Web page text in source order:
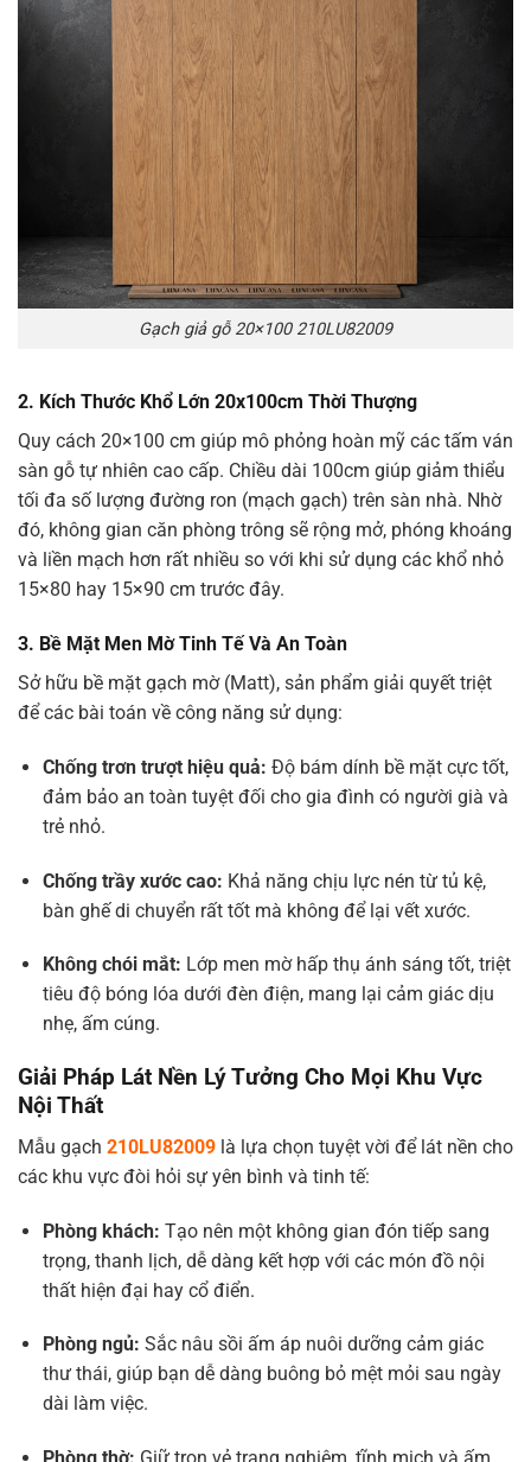
Gạch giả gỗ 20×100 210LU82009
2. Kích Thước Khổ Lớn 20x100cm Thời Thượng
Quy cách 20×100 cm giúp mô phỏng hoàn mỹ các tấm ván
sàn gỗ tự nhiên cao cấp. Chiều dài 100cm giúp giảm thiểu
tối đa số lượng đường ron (mạch gạch) trên sàn nhà. Nhờ
đó, không gian căn phòng trông sẽ rộng mở, phóng khoáng
và liền mạch hơn rất nhiều so với khi sử dụng các khổ nhỏ
15×80 hay 15×90 cm trước đây.
3. Bề Mặt Men Mờ Tinh Tế Và An Toàn
Sở hữu bề mặt gạch mờ (Matt), sản phẩm giải quyết triệt
để các bài toán về công năng sử dụng:
Chống trơn trượt hiệu quả: Độ bám dính bề mặt cực tốt,
đảm bảo an toàn tuyệt đối cho gia đình có người già và
trẻ nhỏ.
Chống trầy xước cao: Khả năng chịu lực nén từ tủ kệ,
bàn ghế di chuyển rất tốt mà không để lại vết xước.
Không chói mắt: Lớp men mờ hấp thụ ánh sáng tốt, triệt
tiêu độ bóng lóa dưới đèn điện, mang lại cảm giác dịu
nhẹ, ấm cúng.
Giải Pháp Lát Nền Lý Tưởng Cho Mọi Khu Vực
Nội Thất
Mẫu gạch 210LU82009 là lựa chọn tuyệt vời để lát nền cho
các khu vực đòi hỏi sự yên bình và tinh tế:
Phòng khách: Tạo nên một không gian đón tiếp sang
trọng, thanh lịch, dễ dàng kết hợp với các món đồ nội
thất hiện đại hay cổ điển.
Phòng ngủ: Sắc nâu sồi ấm áp nuôi dưỡng cảm giác
thư thái, giúp bạn dễ dàng buông bỏ mệt mỏi sau ngày
dài làm việc.